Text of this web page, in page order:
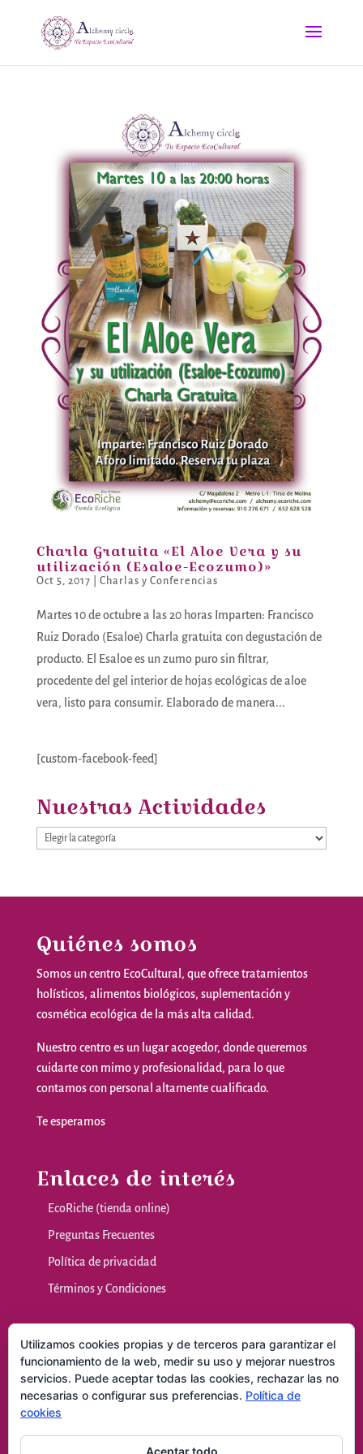
Charla Gratuita «El Aloe Vera y su
utilización (Esaloe-Ecozumo)»
Oct 5, 2017 Charlas y Conferencias
Martes 10 de octubre a las 20 horas Imparten: Francisco
Ruiz Dorado (Esaloe) Charla gratuita con degustación de
producto. El Esaloe es un zumo puro sin filtrar,
procedente del gel interior de hojas ecológicas de aloe
vera, listo para consumir. Elaborado de manera...
[custom-facebook-feed]
Nuestras Actividades
Nuestras
Quiénes somos
Somosuncentro EcoCultural , que ofrece tratamientos
holísticos, alimentos biológicos, suplementacióny
cosmética ecológica de la más alta calidad.
Nuestro centro es un lugar acogedor, donde queremos
cuidartecon mimoy profesionalidad, para loque
contamoscon personal altamente cualificado.
Te esperamos
Enlaces de interés
EcoRiche (tienda online)
Preguntas Frecuentes
Política de privacidad
Términos y Condiciones
Nuestras sala
Masajes y Técnicas Naturales
Consultas
Contacto
Utilizamos cookies propias y de terceros para garantizar el
funcionamiento de la web, medir su uso y mejorar nuestros
servicios. Puede aceptar todas las cookies, rechazar las no
necesarias o configurar sus preferencias. Política de
cookies
Aceptar todo